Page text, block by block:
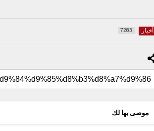
أخبار 7283
موصى بها لك